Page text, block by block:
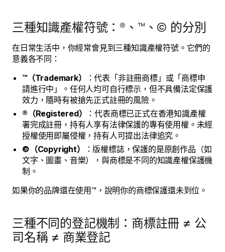
三種知識產權符號：®、™、© 的分別
在日常生活中，你經常會見到三種知識產權符號。它們的
意義各不同：
™（Trademark）
：代表「非註冊商標」或「商標申
請進行中」。任何人均可自行標示，但不具備法定保護
效力，隨時有被搶先正式註冊的風險。
®（Registered）
：代表商標已正式在香港知識產權
署完成註冊，持有人享有法律保護的專有使用權。未經
授權使用即屬侵權，持有人可提出法律追究。
©（Copyright）
：版權標誌，保護的是原創作品（如
文字、圖畫、音樂），與商標是不同的知識產權保護機
制。
如果你的品牌還在使用™，說明你的商標保護還未到位。
三種不同的登記機制：商標註冊 ≠ 公
司名稱 ≠ 商業登記